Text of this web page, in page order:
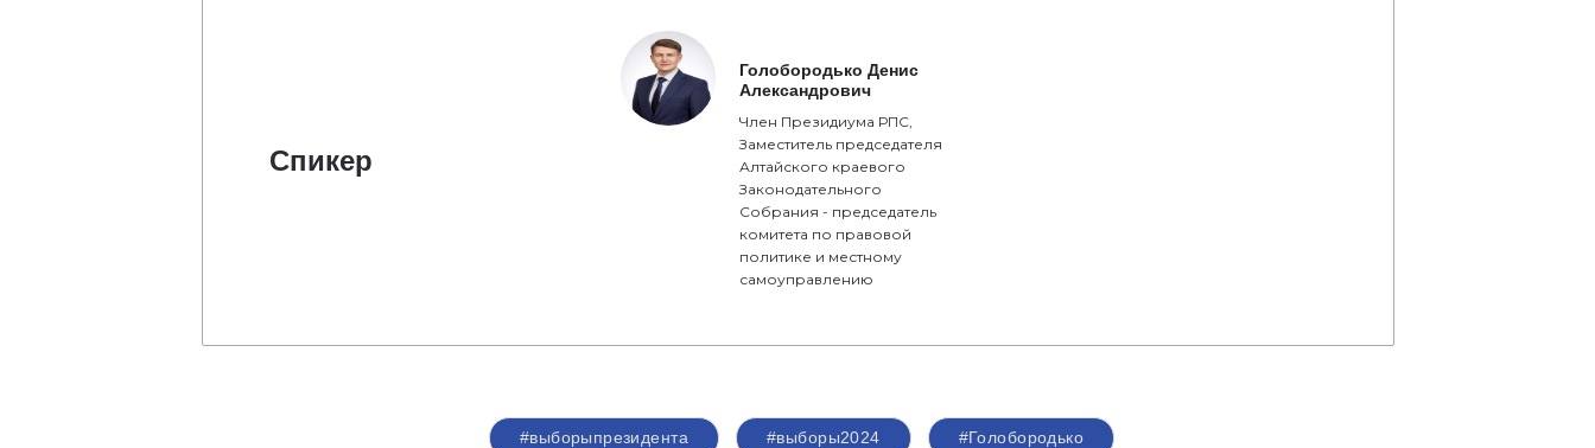
Спикер
Голобородько Денис
Александрович
Член Президиума РПС,
Заместитель председателя
Алтайского краевого
Законодательного
Собрания - председатель
комитета по правовой
политике и местному
самоуправлению
#выборыпрезидента #выборы2024 #Голобородько